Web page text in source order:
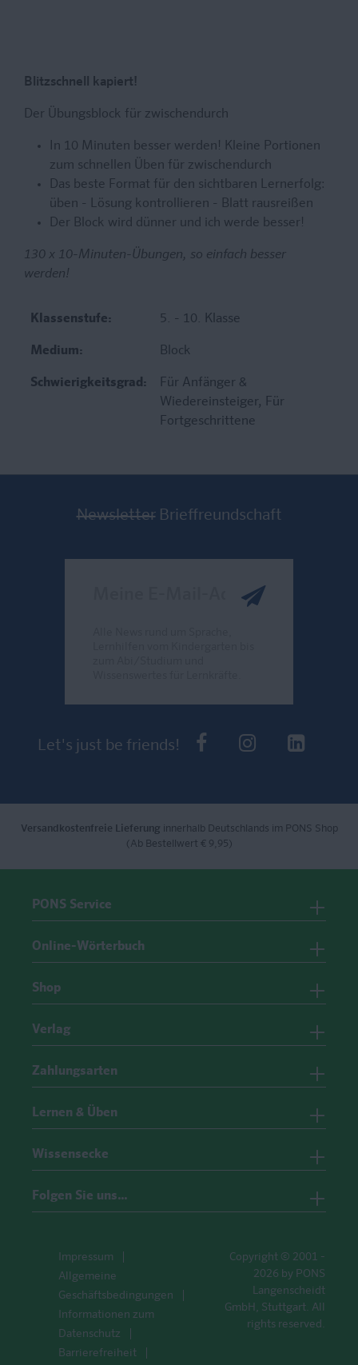
Blitzschnell kapiert!
Der Übungsblock für zwischendurch
In 10 Minuten besser werden! Kleine Portionen
zum schnellen Üben für zwischendurch
Das beste Format für den sichtbaren Lernerfolg:
üben - Lösung kontrollieren - Blatt rausreißen
Der Block wird dünner und ich werde besser!
130 x 10-Minuten-Übungen, so einfach besser
werden!
Klassenstufe: 5. - 10. Klasse
Medium: Block
Schwierigkeitsgrad:
Für Anfänger &
Wiedereinsteiger, Für
Fortgeschrittene
Newsletter Brieffreundschaft
Let's just be friends! PONS beiPONS bei
Versandkostenfreie Lieferung innerhalb Deutschlands im PONS Shop
(Ab Bestellwert € 9,95)
PONS Service
Online-Wörterbuch
Shop
Verlag
Zahlungsarten
Lernen & Üben
Wissensecke
Folgen Sie uns…
Impressum
Allgemeine
Geschäftsbedingungen
Informationen zum
Datenschutz
Barrierefreiheit
Copyright © 2001 -
2026 by PONS
Langenscheidt
GmbH, Stuttgart. All
rights reserved.